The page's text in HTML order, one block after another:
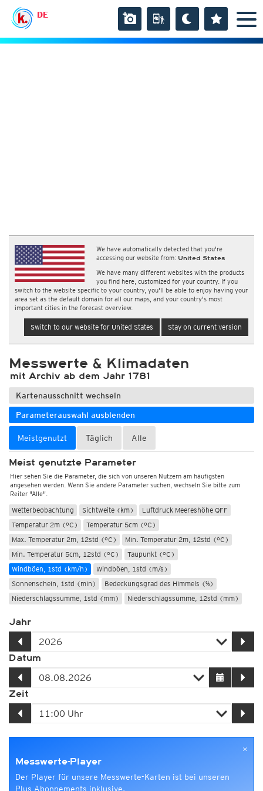
DE
We have automatically detected that you're
accessing our website from: United States
We have many different websites with the products
you find here, customized for your country. If you
switch to the website specific to your country, you'll be able to enjoy having your
area set as the default domain for all our maps, and your country's most
important cities in the forecast overview.
Switch to our website for United States Stay on current version
Messwerte & Klimadaten
mit Archiv ab dem Jahr 1781
Kartenausschnitt wechseln
Parameterauswahl ausblenden
Meistgenutzt Täglich Alle
Meist genutzte Parameter
Hier sehen Sie die Parameter, die sich von unseren Nutzern am häufigsten
angesehen werden. Wenn Sie andere Parameter suchen, wechseln Sie bitte zum
Reiter "Alle".
Wetterbeobachtung Sichtweite (km)
Luftdruck Meereshöhe QFF
Temperatur 2m (°C)
Temperatur 5cm (°C)
Max. Temperatur 2m, 12std (°C)
Min. Temperatur 2m, 12std (°C)
Min. Temperatur 5cm, 12std (°C)
Taupunkt (°C)
Windböen, 1std (km/h)
Windböen, 1std (m/s)
Sonnenschein, 1std (min)
Bedeckungsgrad des Himmels (%)
Niederschlagssumme, 1std (mm)
Niederschlagssumme, 12std (mm)
Jahr
Datum
Zeit
×
Messwerte-Player
Der Player für unsere Messwerte-Karten ist bei unseren
Plus Abonnements inklusive.